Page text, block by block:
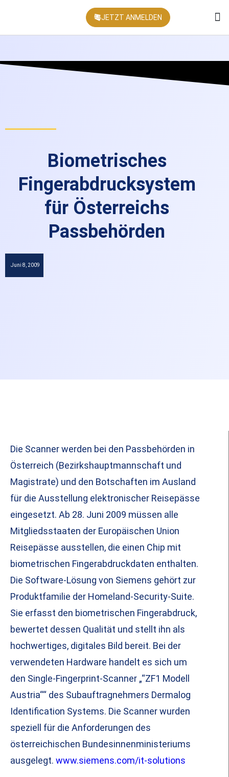
JETZT ANMELDEN
Biometrisches
Fingerabdrucksystem
für Österreichs
Passbehörden
Juni 8, 2009
Die Scanner werden bei den Passbehörden in
Österreich (Bezirkshauptmannschaft und
Magistrate) und den Botschaften im Ausland
für die Ausstellung elektronischer Reisepässe
eingesetzt. Ab 28. Juni 2009 müssen alle
Mitgliedsstaaten der Europäischen Union
Reisepässe ausstellen, die einen Chip mit
biometrischen Fingerabdruckdaten enthalten.
Die Software-Lösung von Siemens gehört zur
Produktfamilie der Homeland-Security-Suite.
Sie erfasst den biometrischen Fingerabdruck,
bewertet dessen Qualität und stellt ihn als
hochwertiges, digitales Bild bereit. Bei der
verwendeten Hardware handelt es sich um
den Single-Fingerprint-Scanner „“ZF1 Modell
Austria““ des Subauftragnehmers Dermalog
Identification Systems. Die Scanner wurden
speziell für die Anforderungen des
österreichischen Bundesinnenministeriums
ausgelegt. www.siemens.com/it-solutions